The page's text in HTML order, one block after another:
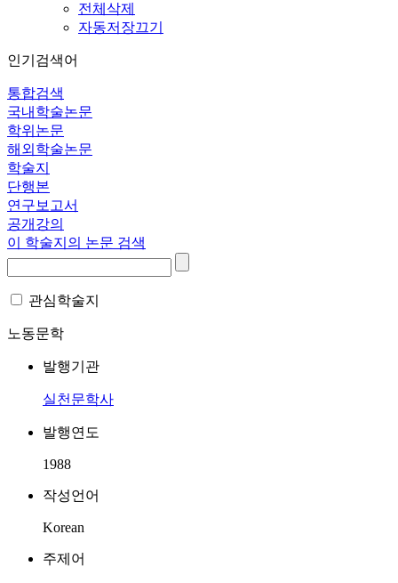
전체삭제
자동저장끄기
인기검색어
통합검색
국내학술논문
학위논문
해외학술논문
학술지
단행본
연구보고서
공개강의
이 학술지의 논문 검색
관심학술지
노동문학
발행기관
실천문학사
발행연도
1988
작성언어
Korean
주제어